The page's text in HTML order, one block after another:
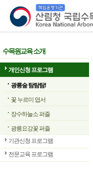
산림청 국립수목원
수목원교육 소개
개인신청 프로그램
광릉숲 탐탐탐!
꽃 누르미 엽서
장수하늘소 퍼즐
광릉요강꽃 퍼즐
기관신청 프로그램
전문교육 프로그램